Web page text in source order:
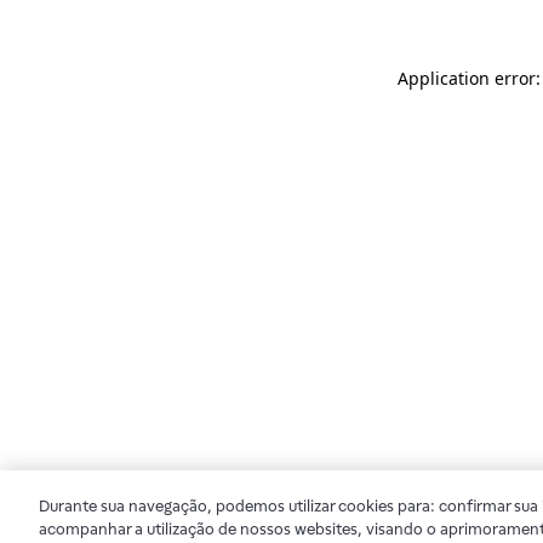
Application
Durante sua navegação, podemos utilizar cookies para: confirmar
acompanhar a utilização de nossos websites, visando o